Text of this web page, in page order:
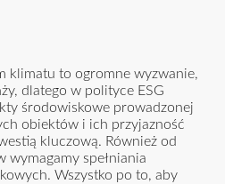
klimatu to ogromne wyzwanie,
dlatego w polityce ESG
środowiskowe prowadzonej
obiektów i ich przyjazność
kluczową. Również od
wymagamy spełniania
Wszystko po to, aby